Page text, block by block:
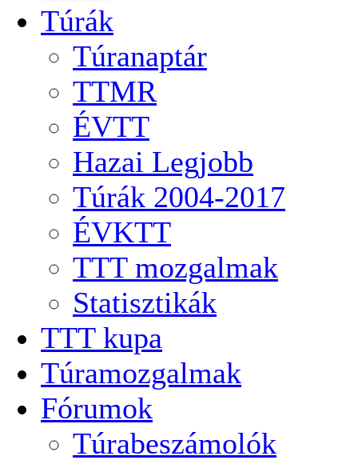
Túrák
Túranaptár
TTMR
ÉVTT
Hazai Legjobb
Túrák 2004-2017
ÉVKTT
TTT mozgalmak
Statisztikák
TTT kupa
Túramozgalmak
Fórumok
Túrabeszámolók